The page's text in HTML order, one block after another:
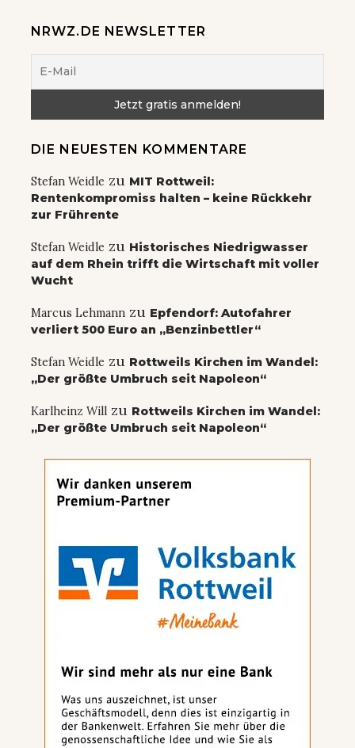
NRWZ.DE NEWSLETTER
DIE NEUESTEN KOMMENTARE
Stefan Weidle zu MIT Rottweil:
Rentenkompromiss halten – keine Rückkehr
zur Frührente
Stefan Weidle zu Historisches Niedrigwasser
auf dem Rhein trifft die Wirtschaft mit voller
Wucht
Marcus Lehmann zu Epfendorf: Autofahrer
verliert 500 Euro an „Benzinbettler“
Stefan Weidle zu Rottweils Kirchen im Wandel:
„Der größte Umbruch seit Napoleon“
Karlheinz Will zu Rottweils Kirchen im Wandel:
„Der größte Umbruch seit Napoleon“